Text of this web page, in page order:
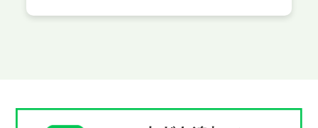
くお付き合いさせていただければと思って